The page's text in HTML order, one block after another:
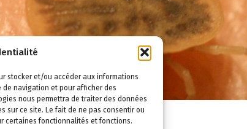
stocker et/ou accéder aux informations
de navigation et pour afficher des
nous permettra de traiter des données
sur ce site. Le fait de ne pas consentir ou
certaines fonctionnalités et fonctions.
Insectes irritants
2009